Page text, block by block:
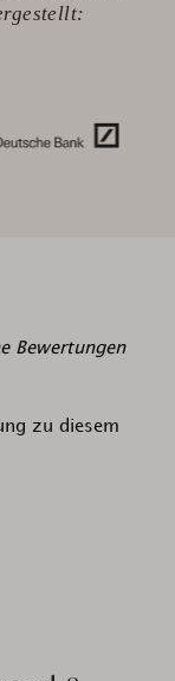
Bewertungen
zu diesem